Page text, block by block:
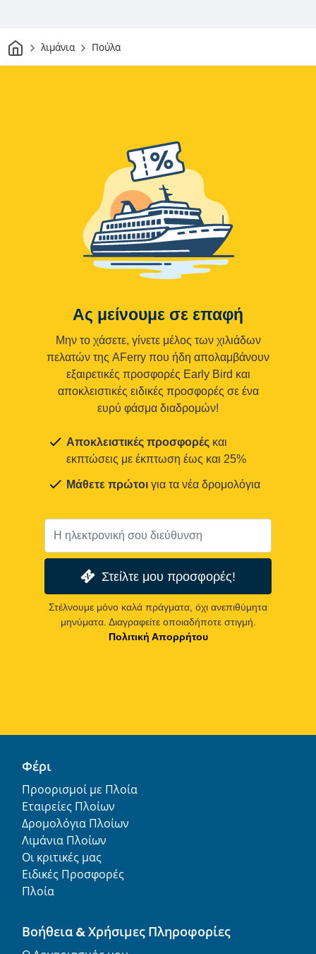
Σπίτιλιμάνια Πούλα
Ας μείνουμε σε επαφή
Μην το χάσετε, γίνετε μέλος των χιλιάδων
πελατών της AFerry που ήδη απολαμβάνουν
εξαιρετικές προσφορές Early Bird και
αποκλειστικές ειδικές προσφορές σε ένα
ευρύ φάσμα διαδρομών!
Αποκλειστικές προσφορές και
εκπτώσεις με έκπτωση έως και 25%
Μάθετε πρώτοι για τα νέα δρομολόγια
Στείλτε μου προσφορές!
Στέλνουμε μόνο καλά πράγματα, όχι ανεπιθύμητα
μηνύματα. Διαγραφείτε οποιαδήποτε στιγμή.
Πολιτική Απορρήτου
Φέρι
Προορισμοί με Πλοία
Εταιρείες Πλοίων
Δρομολόγια Πλοίων
Λιμάνια Πλοίων
Οι κριτικές μας
Ειδικές Προσφορές
Πλοία
Βοήθεια & Χρήσιμες Πληροφορίες